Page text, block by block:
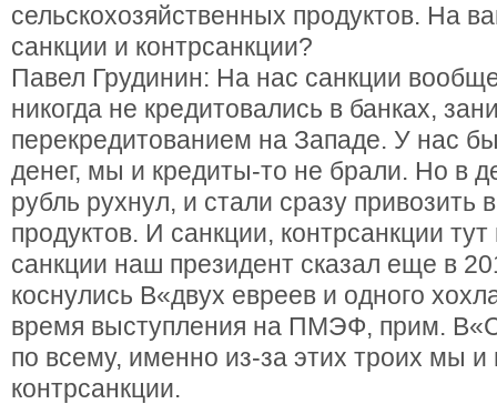
сельскохозяйственных продуктов. На
санкции и контрсанкции?
Павел Грудинин: На нас санкции
никогда не кредитовались в банках,
перекредитованием на Западе. У нас
денег, мы и кредиты-то не брали. Но в
рубль рухнул, и стали сразу привозить
продуктов. И санкции, контрсанкции
санкции наш президент сказал еще в
коснулись В«двух евреев и одного
время выступления на ПМЭФ, прим.
по всему, именно из-за этих троих мы и
контрсанкции.